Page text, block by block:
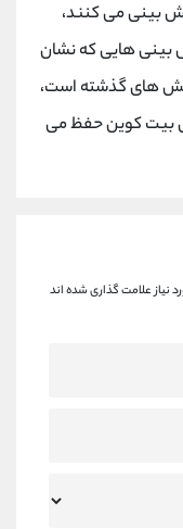
بینی می کنند،
بینی‌ هایی که نشان
های گذشته است،
بیت کوین حفظ می
علامت گذاری شده اند